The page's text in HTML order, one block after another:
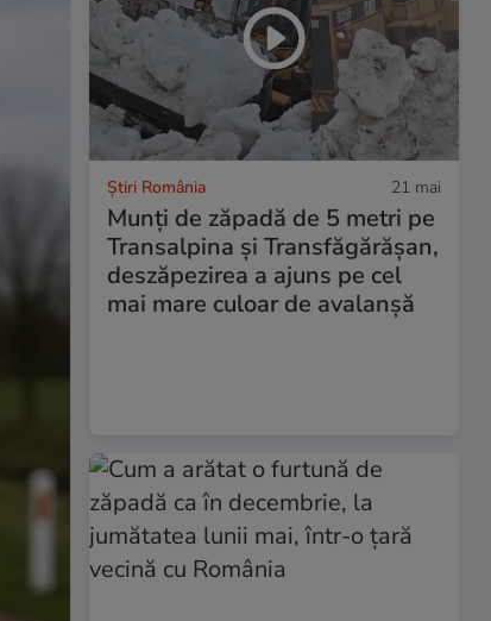
Știri România 21 mai
Munți de zăpadă de 5 metri pe
Transalpina și Transfăgărășan,
deszăpezirea a ajuns pe cel
mai mare culoar de avalanşă